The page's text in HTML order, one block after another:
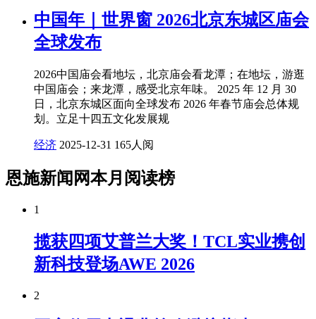
中国年｜世界窗 2026北京东城区庙会
全球发布
2026中国庙会看地坛，北京庙会看龙潭；在地坛，游逛
中国庙会；来龙潭，感受北京年味。 2025 年 12 月 30
日，北京东城区面向全球发布 2026 年春节庙会总体规
划。立足十四五文化发展规
经济 2025-12-31 165人阅
恩施新闻网本月阅读榜
1
揽获四项艾普兰大奖！TCL实业携创
新科技登场AWE 2026
2